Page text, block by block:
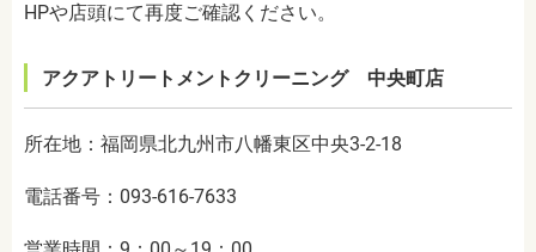
HPや店頭にて再度ご確認ください。
アクアトリートメントクリーニング 中央町店
所在地：福岡県北九州市八幡東区中央3-2-18
電話番号：093-616-7633